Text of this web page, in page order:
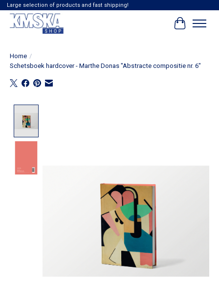
Large selection of products and fast shipping!
Home /
Schetsboek hardcover - Marthe Donas "Abstracte compositie nr. 6"